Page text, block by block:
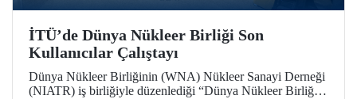
İTÜ’de Dünya Nükleer Birliği Son
Kullanıcılar Çalıştayı
Dünya Nükleer Birliğinin (WNA) Nükleer Sanayi Derneği
(NIATR) iş birliğiyle düzenlediği “Dünya Nükleer Birliği